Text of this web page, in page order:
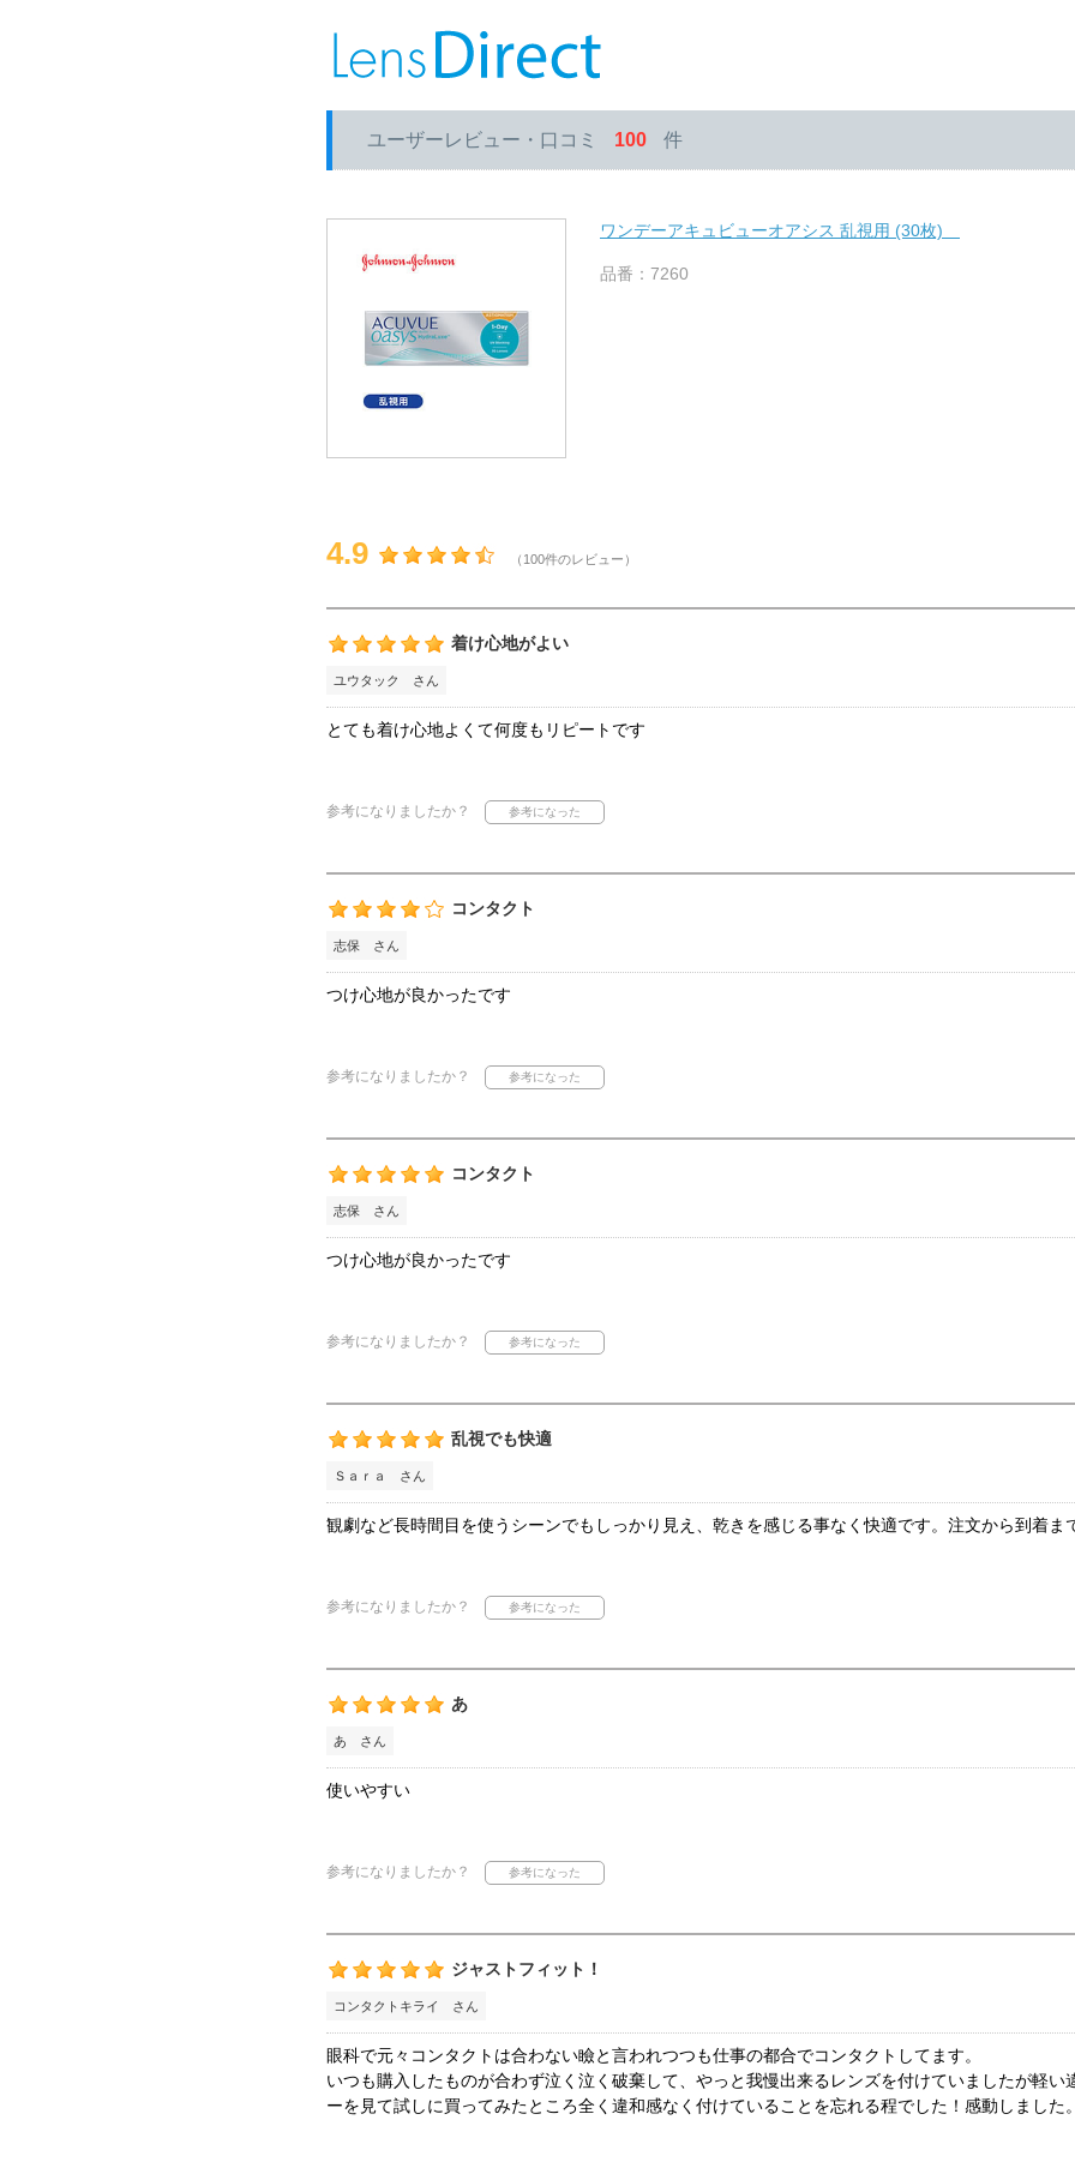
ユーザーレビュー・口コミ 100 件
ワンデーアキュビューオアシス 乱視用 (30枚)
品番：7260
4.9 （100件のレビュー）
着け心地がよい
ユウタック さん
とても着け心地よくて何度もリピートです
参考になりましたか？
コンタクト
志保 さん
つけ心地が良かったです
参考になりましたか？
コンタクト
志保 さん
つけ心地が良かったです
参考になりましたか？
乱視でも快適
Ｓａｒａ さん
観劇など長時間目を使うシーンでもしっかり見え、乾きを感じる事なく快適です。注文から到着ま
参考になりましたか？
あ
あ さん
使いやすい
参考になりましたか？
ジャストフィット！
コンタクトキライ さん
眼科で元々コンタクトは合わない瞼と言われつつも仕事の都合でコンタクトしてます。
いつも購入したものが合わず泣く泣く破棄して、やっと我慢出来るレンズを付けていましたが軽い
ーを見て試しに買ってみたところ全く違和感なく付けていることを忘れる程でした！感動しました